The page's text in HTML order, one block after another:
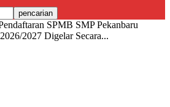
SPMB SMP Pekanbaru
2027 Digelar Secara...